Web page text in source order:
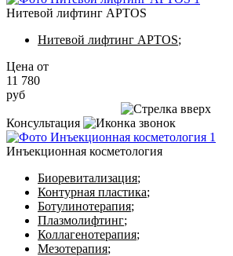
Нитевой лифтинг APTOS
Нитевой лифтинг APTOS;
Цена от
11 780
руб
Консультация
Инъекционная косметология
Биоревитализация;
Контурная пластика;
Ботулинотерапия;
Плазмолифтинг;
Коллагенотерапия;
Мезотерапия;